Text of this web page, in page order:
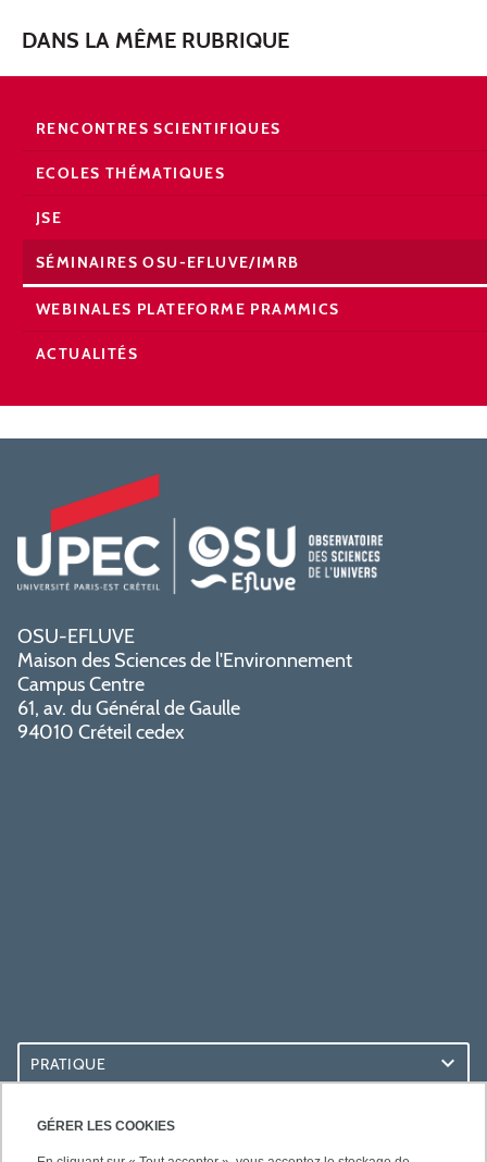
GÉRER LES COOKIES
DANS LA MÊME RUBRIQUE
RENCONTRES SCIENTIFIQUES
ECOLES THÉMATIQUES
JSE
SÉMINAIRES OSU-EFLUVE/IMRB
WEBINALES PLATEFORME PRAMMICS
ACTUALITÉS
OSU-EFLUVE
Maison des Sciences de l'Environnement
Campus Centre
61, av. du Général de Gaulle
94010 Créteil cedex
PRATIQUE
ACCÈS RAPIDES